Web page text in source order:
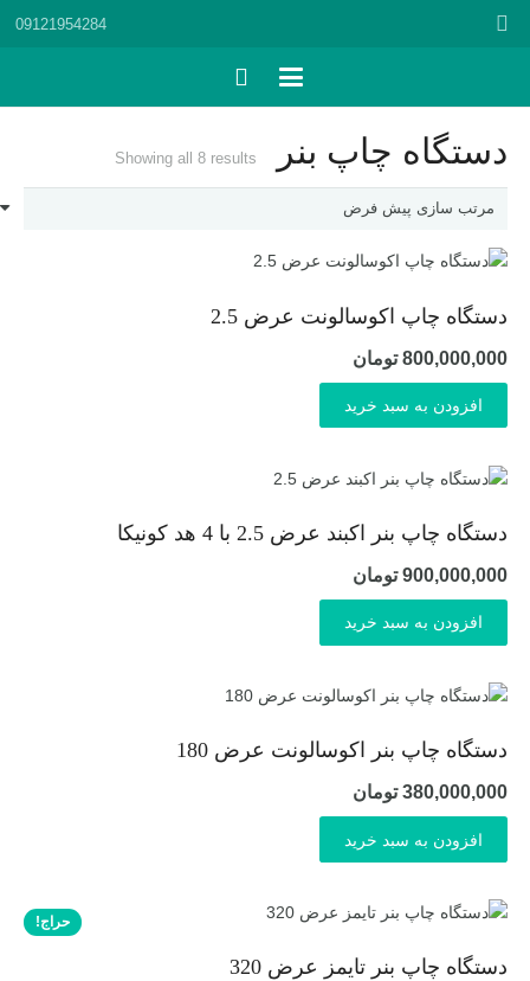
دستگاه چاپ بنر Showing all 8 results
دستگاه چاپ اکوسالونت عرض 2.5
800,000,000 تومان
افزودن به سبد خرید
دستگاه چاپ بنر اکبند عرض 2.5 با 4 هد کونیکا
900,000,000 تومان
افزودن به سبد خرید
دستگاه چاپ بنر اکوسالونت عرض 180
380,000,000 تومان
افزودن به سبد خرید
حراج!
دستگاه چاپ بنر تایمز عرض 320